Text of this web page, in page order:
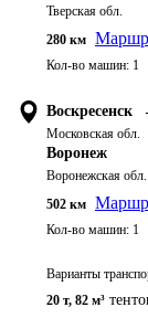
Тверская обл.
280 км
Кол-во машин: 1
Воскресенск
Московская обл.
Воронеж
Воронежская обл.
502 км
Кол-во машин: 1
Варианты
20 т, 82 м³